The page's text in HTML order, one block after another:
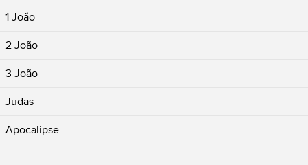
1 João
2 João
3 João
Judas
Apocalipse